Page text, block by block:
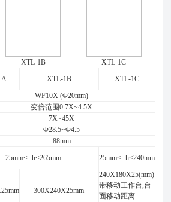
XTL-1B
XTL-1C
XTL-1B
XTL-1C
WF10X (Φ20mm)
变倍范围0.7X~4.5X
7X~45X
Φ28.5~Φ4.5
88mm
25mm<=h<265mm 25mm<=h<240mm
300X240X25mm
240X180X25(mm)
带移动工作台,台
面移动距离